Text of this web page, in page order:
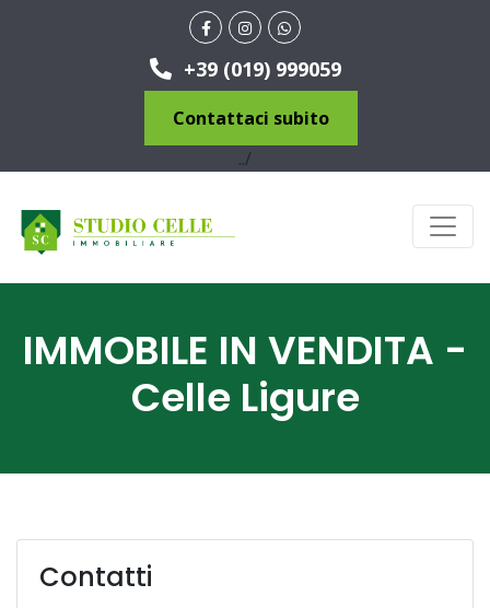
+39 (019) 999059
Contattaci subito
../
IMMOBILE IN VENDITA -
Celle Ligure
Contatti